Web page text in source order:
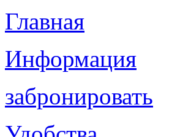
Главная
Информация
забронировать